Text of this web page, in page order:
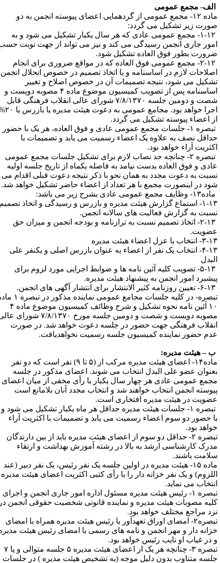
مجمع عمومی
ماده ۱۲- مجمع عمومی از گردهمایی اعضای پیوسته انجمن به دو
زیر تشکیل می گردد:
۱-۱۲- مجمع عمومی عادی که هر سال یکبار تشکیل می شود و به
جاری انجمن رسیدگی می کند و نیز می تواند از جهت نوبت حسب
بطور فوق العاده تشکیل شود.
۲-۱۲- مجمع عمومی فوق العاده که در مواقع ضروری برای انجام
لازم در اساسنامه و یا اتخاذ تصمیم در خصوص انحلال انجمن
می شود، نتیجه تصمیمات آن در خصوص اصلاح و تغییر
اساسنامه پس از تصویب کمیسیون موضوع ماده ۴ مصوبه دویست و
شصت و دومین جلسه ۷/۸/۱۳۷۰ شورای عالی انقلاب فرهنگی قابل
اجرا خواهد بود. مجامع عمومی به دعوت هیئت مدیره یا بازرس یا ۲۰%
اعضاء پیوسته تشکیل می گردد.
تبصره ۱- جلسات مجمع عمومی عادی و فوق العاده، هر یک با حضور
نصف به علاوه یک اعضاء رسمیت می یابد و تصمیمات با
آراء خواهد بود.
تبصره ۲- چنانچه حد نصاب لازم برای تشکیل جلسات مجمع عمومی
و فوق العاده بدست نیامد به فاصله یکماه از تاریخ جلسه اولیه
به دعوت مجدد به همان نحو با ذکر نتیجه دعوت قبلی اقدام می
در اینصورت مجمع با هر تعداد از اعضاء حاضر تشکیل خواهد شد.
مجمع عمومی عادی بشرح زیر می باشد:
۱-۱۳- استماع گزارش هیئت مدیره و بازرس و رسیدگی و اتخاذ تصمیم
به گزارش فعالیت های سالانه انجمن.
۲-۱۳- اتخاذ تصمیم نسبت به ترازنامه و بودجه انجمن و میزان حق
یا عزل اعضاء هیئت مدیره
۴-۱۳- انتخاب یک نفر از اعضاء به عنوان بازرس اصلی و یکنفر علی
۵-۱۳- تصویب کلیه آئین نامه ها و ضوابط اجرایی مورد لزوم برای
امور انجمن به پیشنهاد هیئت مدیره.
۶-۱۳- تعیین روزنامه کثیر الانتشار برای انتشار آگهی های انجمن.
تبصره- در کلیه جلسات مجامع عمومی نماینده مذکور در تبصره ۱ ماده
۱۰ آئین نامه نحوه تشکیل و شرح وظائف کمیسیون موضوع ماده ۴
مصوبه دویست و شصت و دومین جلسه مورخ ۷/۸/۱۳۷۰ شورای عالی
فرهنگی جهت حضور در جلسه دعوت خواهد شد. در صورت
حضور نماینده کمیسیون جلسه رسمیت نخواهدیافت.
ب – هیئت مدیره:
ماده۱۴- اعضای هیئت مدیره مرکب از (۵ تا ۹) نفر است که دو نفر
عضو علی البدل انتخاب می شوند. اعضای مذکور در جلسه
عمومی عادی هر چهار سال یکبار با رأی مخفی از میان اعضای
انجمن انتخاب خواهند شد و انتخاب مجدد آنان بلامانع است
در هیئت مدیره افتخاری است.
تبصره ۱- جلسات هیئت مدیره حداقل هر ماه یکبار تشکیل می شود و
حضور دو سوم اعضاء رسمیت می یابد و تصمیمات با اکثریت آراء
بود.
تبصره ۲- حداقل دو سوم از اعضای هیئت مدیره باید از بین دارندگان
کارشناسی ارشد به بالا در رشته آموزش بهداشت و ارتقاء
باشند.
ماده ۱۵- هیئت مدیره در اولین جلسه یک نفر رئیس، یک نفر دبیر (عند
و یک نفر خزانه دار را با رأی کتبی اکثریت اعضای هیئت مدیره
می نماید.
تبصره ۱- رئیس هیئت مدیره مسئول اداره امور جاری انجمن و اجرای
مصوبات هیئت مدیره و نماینده قانونی شخصیت حقوقی انجمن در
مراجع مختلف خواهد بود.
تبصره۲- امضای اوراق تعهدآور با رئیس هیئت مدیره همراه با امضای
دار و مهر انجمن و نامه های رسمی با امضای رئیس هیئت مدیره
در غیاب او نایب رئیس خواهد بود.
تبصره ۳- چنانچه هر یک از اعضای هیئت مدیره ۵ جلسه متوالی و یا ۷
متناوب بدون دلیل موجه (به تشخیص هیئت مدیره ) در جلسات